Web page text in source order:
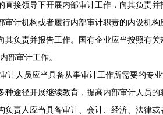
直接领导下开展内部审计工作，向其负责并
计机构或者履行内部审计职责的内设机构
其负责并报告工作。国有企业应当按照有
部审计工作。
人员应当具备从事审计工作所需要的专业
种途径开展继续教育，提高内部审计人员的
责人应当具备审计、会计、经济、法律或